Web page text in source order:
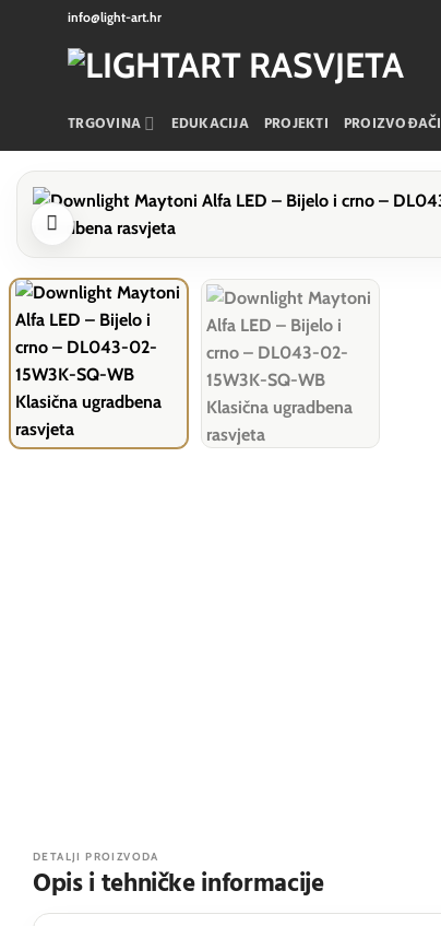
info@light-art.hr
TRGOVINA EDUKACIJA PROJEKTI PROIZVOĐAČI
DETALJI PROIZVODA
Opis i tehničke informacije